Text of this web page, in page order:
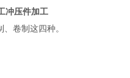
冲压件加工
卷制这四种。